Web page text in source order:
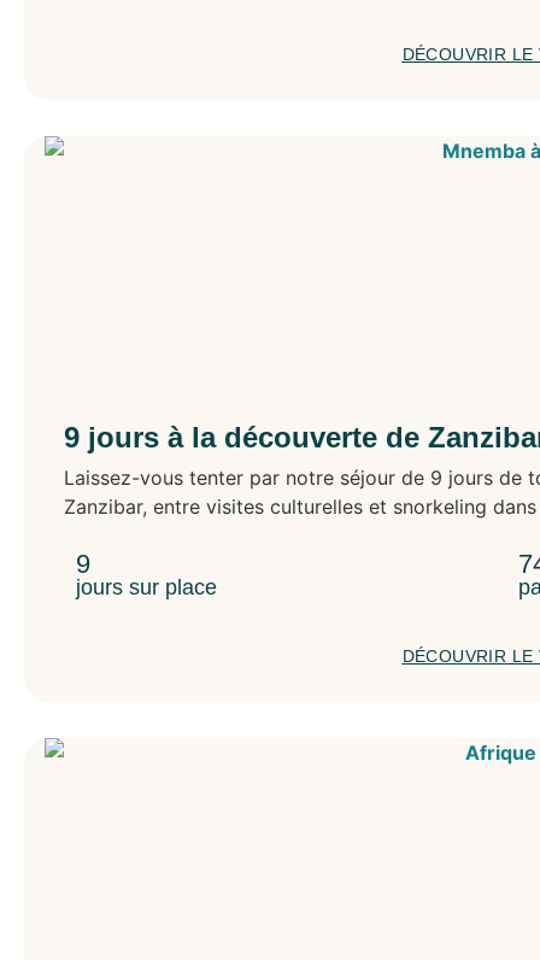
Océanie
Australie
Nouvelle-Zélande
DÉCOUVRIR LE
9 jours à la découverte de
Laissez-vous tenter par notre séjour de 9 jours de
Zanzibar, entre visites culturelles et snorkeling
9
jours sur place
DÉCOUVRIR LE